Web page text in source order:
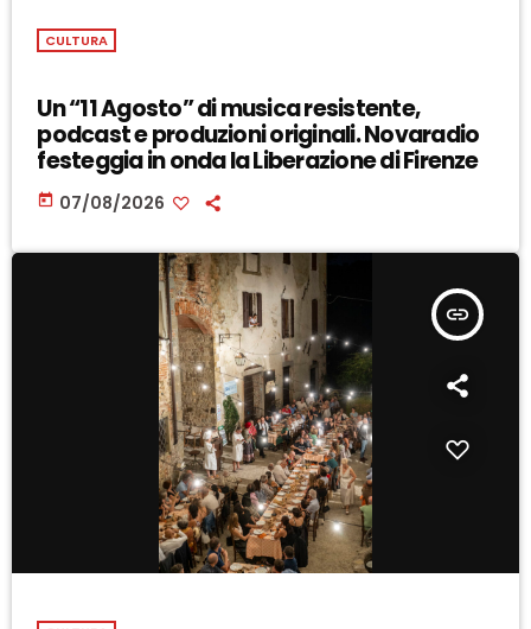
CULTURA
Un “11 Agosto” di musica resistente,
podcast e produzioni originali. Novaradio
festeggia in onda la Liberazione di Firenze
today 07/08/2026
insert_link